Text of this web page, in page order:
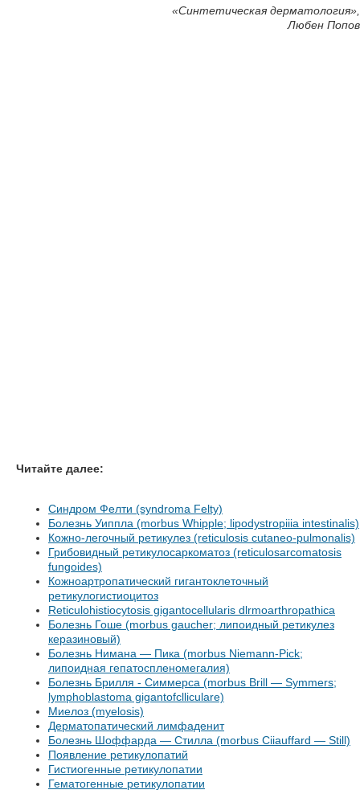
«Синтетическая дерматология»,
Любен Попов
Читайте далее:
Синдром Фелти (syndroma Felty)
Болезнь Уиппла (morbus Whipple; lipodystropiiia intestinalis)
Кожно-легочный ретикулез (reticulosis cutaneo-pulmonalis)
Грибовидный ретикулосаркоматоз (reticulosarcomatosis
fungoides)
Кожноартропатический гигантоклеточный
ретикулогистиоцитоз
Reticulohistiocytosis gigantocellularis dlrmoarthropathicа
Болезнь Гоше (morbus gaucher; липоидный ретикулез
керазиновый)
Болезнь Нимана — Пика (morbus Niemann-Pick;
липоидная гепатоспленомегалия)
Болезнь Брилля - Симмерса (morbus Brill — Symmers;
lymphoblastoma gigantofclliculare)
Миелоз (myelosis)
Дерматопатический лимфаденит
Болезнь Шоффарда — Стилла (morbus Ciiauffard — Still)
Появление ретикулопатий
Гистиогенные ретикулопатии
Гематогенные ретикулопатии